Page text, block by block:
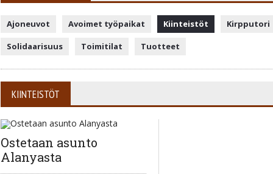
Ajoneuvot Avoimet työpaikat Kiinteistöt Kirpputori
Solidaarisuus Toimitilat Tuotteet
KIINTEISTÖT
Ostetaan asunto
Alanyasta